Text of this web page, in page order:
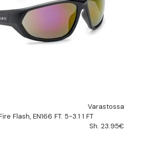
Varastossa
Flash, EN166 FT. 5-3.1 1 FT
Sh. 23.95€